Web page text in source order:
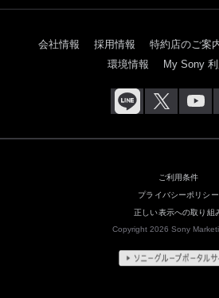
会社情報 採用情報 特約店のご案
環境情報
My Sony
ご利用条件
プライバシーポリシー
正しい表示への取り組
Copyright 2026 Sony